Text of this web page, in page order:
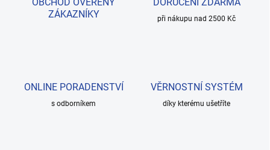
ZÁKAZNÍKY
při nákupu nad 2500 Kč
ONLINE PORADENSTVÍ
s odborníkem
VĚRNOSTNÍ SYSTÉM
díky kterému ušetříte